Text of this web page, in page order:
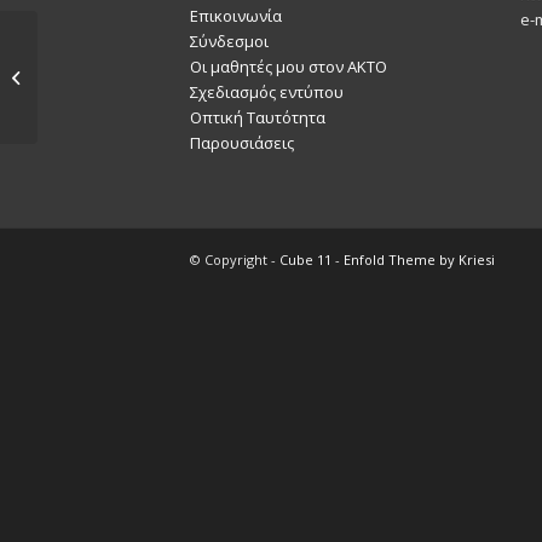
Επικοινωνία
Σύνδεσμοι
Οι μαθητές μου στον ΑΚΤΟ
Σχεδιασμός εντύπου
Οπτική Ταυτότητα
Παρουσιάσεις
e-
© Copyright - Cube 11 - Enfold Theme by Kriesi